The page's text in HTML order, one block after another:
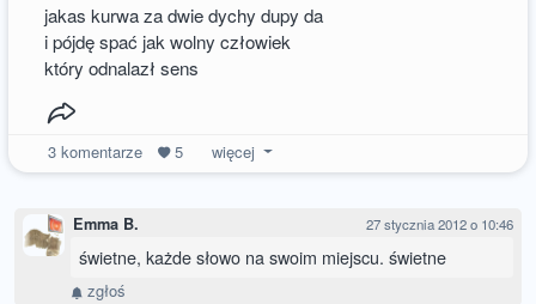
jakas kurwa za dwie dychy dupy da
i pójdę spać jak wolny człowiek
który odnalazł sens
3komentarze 5 więcej
Emma B. 27 stycznia 2012 o 10:46
świetne, każde słowo na swoim miejscu. świetne
zgłoś